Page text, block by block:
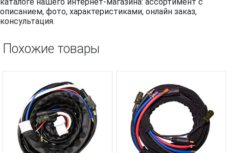
описанием, фото, характеристиками, онлайн заказ,
консультация.
Похожие товары